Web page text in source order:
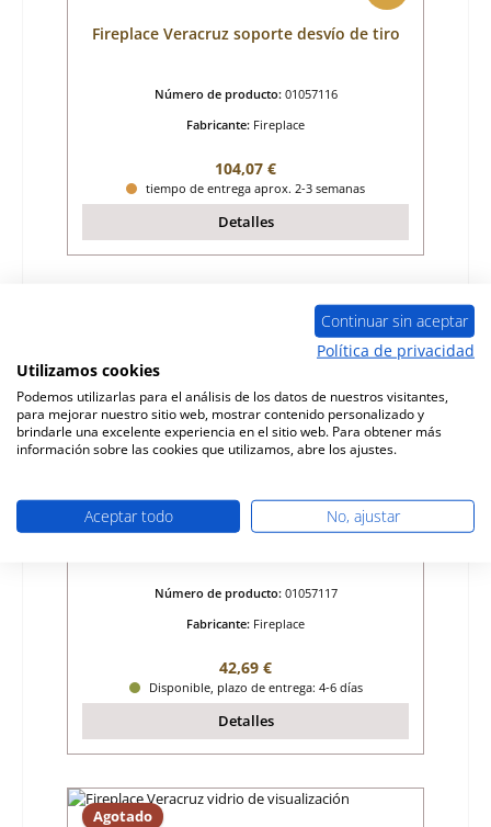
Fireplace Veracruz soporte desvío de tiro
Número de producto: 01057116
Fabricante: Fireplace
Precio normal:
104,07 €
tiempo de entrega aprox. 2-3 semanas
Detalles
Fireplace Veracruz desvío de tiro
Número de producto: 01057117
Fabricante: Fireplace
Precio normal:
42,69 €
Disponible, plazo de entrega: 4-6 días
Detalles
Agotado
Continuar sin aceptar
Política de privacidad
Utilizamos cookies
Podemos utilizarlas para el análisis de los datos de nuestros visitantes,
para mejorar nuestro sitio web, mostrar contenido personalizado y
brindarle una excelente experiencia en el sitio web. Para obtener más
información sobre las cookies que utilizamos, abre los ajustes.
Aceptar todo No, ajustar